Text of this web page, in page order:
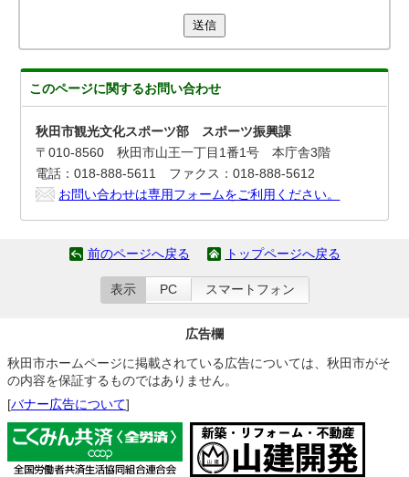
送信
このページに関するお問い合わせ
秋田市観光文化スポーツ部 スポーツ振興課
〒010-8560 秋田市山王一丁目1番1号 本庁舎3階
電話：018-888-5611 ファクス：018-888-5612
お問い合わせは専用フォームをご利用ください。
前のページへ戻る トップページへ戻る
表示 PC スマートフォン
広告欄
秋田市ホームページに掲載されている広告については、秋田市がそ
の内容を保証するものではありません。
[バナー広告について]